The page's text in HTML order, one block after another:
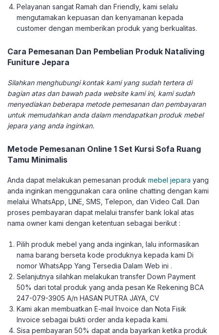
Pelayanan sangat Ramah dan Friendly, kami selalu
mengutamakan kepuasan dan kenyamanan kepada
customer dengan memberikan produk yang berkualitas.
Cara Pemesanan Dan Pembelian Produk Nataliving
Funiture Jepara
Silahkan menghubungi kontak kami yang sudah tertera di
bagian atas dan bawah pada website kami ini, kami sudah
menyediakan beberapa metode pemesanan dan pembayaran
untuk memudahkan anda dalam mendapatkan produk mebel
jepara yang anda inginkan.
Metode Pemesanan Online 1 Set Kursi Sofa Ruang
Tamu Minimalis
Anda dapat melakukan pemesanan produk mebel jepara yang
anda inginkan menggunakan cara online chatting dengan kami
melalui WhatsApp, LINE, SMS, Telepon, dan Video Call. Dan
proses pembayaran dapat melalui transfer bank lokal atas
nama owner kami dengan ketentuan sebagai berikut :
Pilih produk mebel yang anda inginkan, lalu informasikan
nama barang berseta kode produknya kepada kami Di
nomor WhatsApp Yang Tersedia Dalam Web ini .
Selanjutnya silahkan melakukan transfer Down Payment
50% dari total produk yang anda pesan Ke Rekening BCA
247-079-3905 A/n HASAN PUTRA JAYA, CV
Kami akan membuatkan E-mail Invoice dan Nota Fisik
Invoice sebagai bukti order anda kepada kami.
Sisa pembayaran 50% dapat anda bayarkan ketika produk